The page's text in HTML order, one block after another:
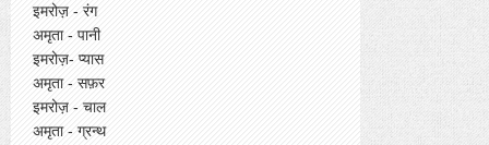
इमरोज़ - रंग
अमृता - पानी
इमरोज़- प्यास
अमृता - सफ़र
इमरोज़ - चाल
अमृता - ग्रन्थ